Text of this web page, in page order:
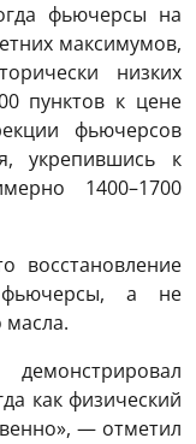
фьючерсы на
максимумов,
низких
пунктов к цене
фьючерсов
укрепившись к
1400–1700
восстановление
а не
как физический
— отметил